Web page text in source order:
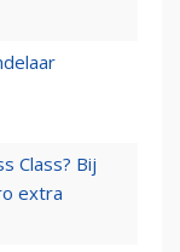
Class? Bij
extra